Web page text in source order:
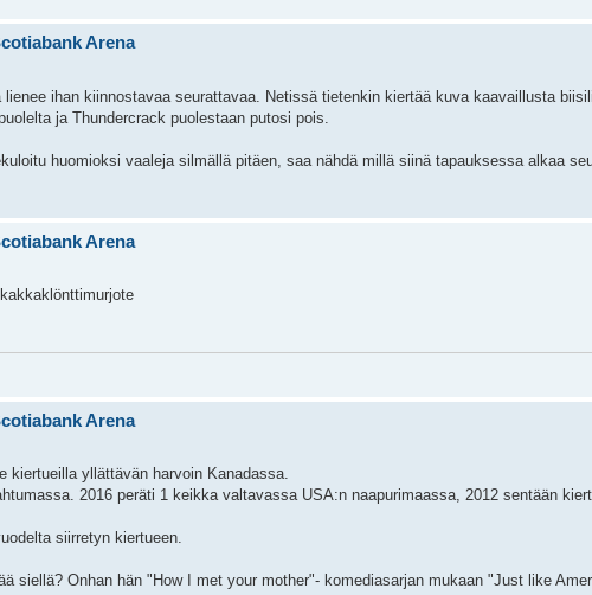
Arena
ihan kiinnostavaa seurattavaa. Netissä tietenkin kiertää kuva kaavaillusta
ja Thundercrack puolestaan putosi pois.
huomioksi vaaleja silmällä pitäen, saa nähdä millä siinä tapauksessa alkaa
Arena
Arena
kiertueilla yllättävän harvoin Kanadassa.
2016 peräti 1 keikka valtavassa USA:n naapurimaassa, 2012 sentään
siirretyn kiertueen.
siellä? Onhan hän "How I met your mother"- komediasarjan mukaan "Just like